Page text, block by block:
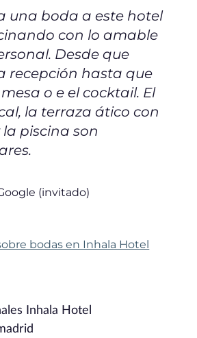
una boda a este hotel
con lo amable
Desde que
recepción hasta que
o e el cocktail. El
la terraza ático con
la piscina son
(invitado)
bodas en Inhala Hotel
Inhala Hotel